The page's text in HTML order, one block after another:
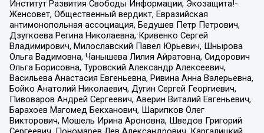
Институт Развития Свободы Информации, Экозащита!-
Женсовет, Общественный вердикт, Евразийская
антимонопольная ассоциация, Бедушев Петр Петрович,
Дзугкоева Регина Николаевна, Кривенко Сергей
Владимирович, Милославский Павел Юрьевич, Шнырова
Ольга Вадимовна, Чанышева Лилия Айратовна, Сидорович
Ольга Борисовна, Туровский Александр Алексеевич,
Васильева Анастасия Евгеньевна, Ривина Анна Валерьевна,
Бойко Анатолий Николаевич, Дугин Сергей Георгиевич,
Пивоваров Андрей Сергеевич, Аверин Виталий Евгеньевич,
Барахоев Магомед Бекханович, Шарипков Олег
Викторович, Мошель Ирина Ароновна, Шведов Григорий